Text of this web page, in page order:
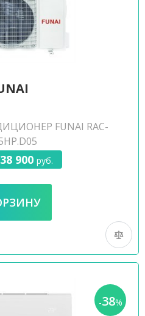
FUNAI RAC-
38 900 руб.
-38%